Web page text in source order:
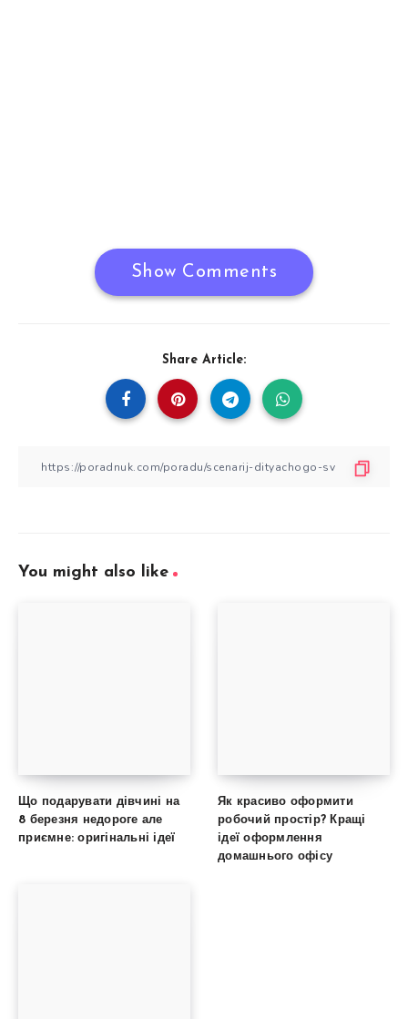
Show Comments
Share Article:
You might also like
Що подарувати дівчині на
8 березня недороге але
приємне: оригінальні ідеї
Як красиво оформити
робочий простір? Кращі
ідеї оформлення
домашнього офісу